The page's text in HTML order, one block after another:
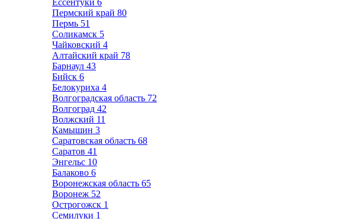
Ессентуки 6
Пермский край 80
Пермь 51
Соликамск 5
Чайковский 4
Алтайский край 78
Барнаул 43
Бийск 6
Белокуриха 4
Волгоградская область 72
Волгоград 42
Волжский 11
Камышин 3
Саратовская область 68
Саратов 41
Энгельс 10
Балаково 6
Воронежская область 65
Воронеж 52
Острогожск 1
Семилуки 1